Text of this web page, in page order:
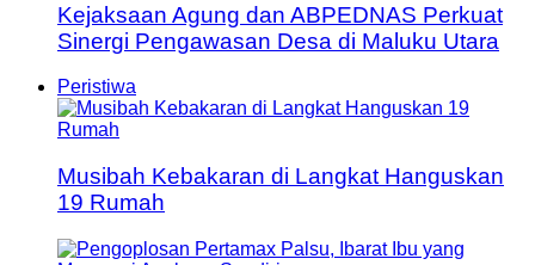
Kejaksaan Agung dan ABPEDNAS Perkuat
Sinergi Pengawasan Desa di Maluku Utara
Peristiwa
Musibah Kebakaran di Langkat Hanguskan
19 Rumah